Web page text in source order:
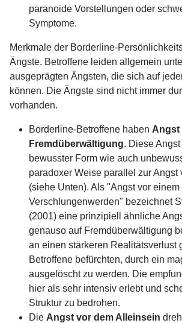
paranoide Vorstellungen oder
Symptome.
Merkmale der Borderline-
Ängste. Betroffene leiden allgemein
ausgeprägten Ängsten, die sich auf
können. Die Ängste sind nicht immer
vorhanden.
Borderline-Betroffene haben Angst
Fremdüberwältigung. Diese
bewusster Form wie auch
paradoxer Weise parallel zur Angst
(siehe Unten). Als "Angst vor
Verschlungenwerden" bezeichnet
(2001) eine prinzipiell ähnliche
genauso auf Fremdüberwältigung
an einen stärkeren Realitätsverlust
Betroffene befürchten, durch ein
ausgelöscht zu werden. Die
hier als sehr intensiv erlebt und
Struktur zu bedrohen.
Die Angst vor dem Alleinsein